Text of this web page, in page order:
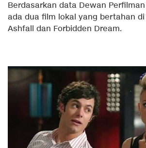
Berdasarkan data Dewan
ada dua film lokal yang bertahan
Ashfall dan Forbidden Dream.